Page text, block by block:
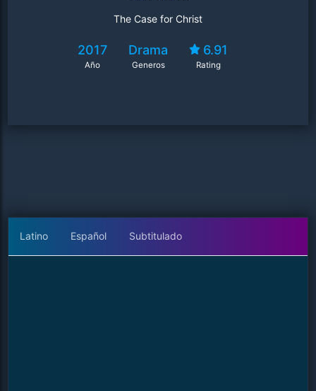
The Case for Christ
2017
Año
Drama
Generos
6.91
Rating
Latino Español Subtitulado